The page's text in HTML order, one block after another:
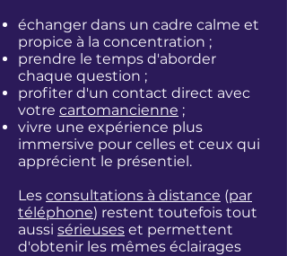
échanger dans un cadre calme et
propice à la concentration ;
prendre le temps d'aborder
chaque question ;
profiter d'un contact direct avec
votre cartomancienne ;
vivre une expérience plus
immersive pour celles et ceux qui
apprécient le présentiel.
Les consultations à distance (par
téléphone) restent toutefois tout
aussi sérieuses et permettent
d'obtenir les mêmes éclairages